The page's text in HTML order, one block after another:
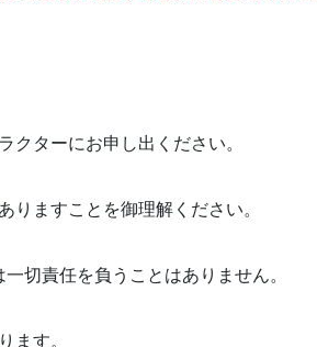
ターにお申し出ください。
ますことを御理解ください。
切責任を負うことはありません。
ます。